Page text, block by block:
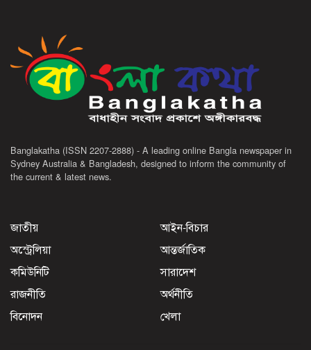
Banglakatha (ISSN 2207-2888) - A leading online Bangla newspaper in
Sydney Australia & Bangladesh, designed to inform the community of
the current & latest news.
জাতীয়
আইন-বিচার
অস্ট্রেলিয়া
আন্তর্জাতিক
কমিউনিটি
সারাদেশ
রাজনীতি
অর্থনীতি
বিনোদন
খেলা